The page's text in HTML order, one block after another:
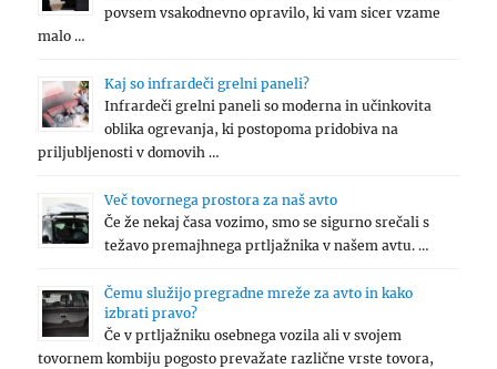
povsem vsakodnevno opravilo, ki vam sicer vzame
malo …
Kaj so infrardeči grelni paneli?
Infrardeči grelni paneli so moderna in učinkovita
oblika ogrevanja, ki postopoma pridobiva na
priljubljenosti v domovih …
Več tovornega prostora za naš avto
Če že nekaj časa vozimo, smo se sigurno srečali s
težavo premajhnega prtljažnika v našem avtu. …
Čemu služijo pregradne mreže za avto in kako
izbrati pravo?
Če v prtljažniku osebnega vozila ali v svojem
tovornem kombiju pogosto prevažate različne vrste tovora,